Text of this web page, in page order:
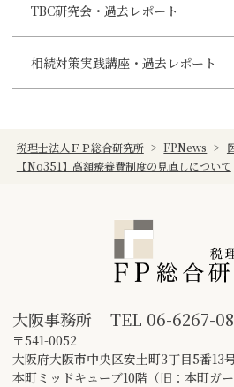
TBC研究会・過去レポート
相続対策実践講座・過去レポート
税理士法人ＦＰ総合研究所 > FPNews >
【No351】高額療養費制度の見直しについて
大阪事務所 TEL 06-6267-
〒541-0052
大阪府大阪市中央区安土町3丁目5番13
本町ミッドキューブ10階（旧：本町ガ